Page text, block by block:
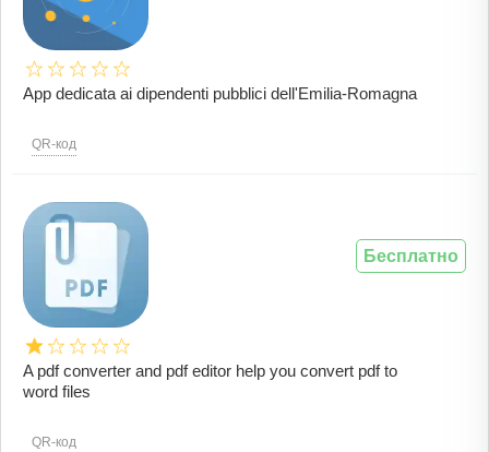
App dedicata ai dipendenti pubblici dell'Emilia-Romagna
QR-код
A pdf converter and pdf editor help you convert pdf to
word files
QR-код
Бесплатно